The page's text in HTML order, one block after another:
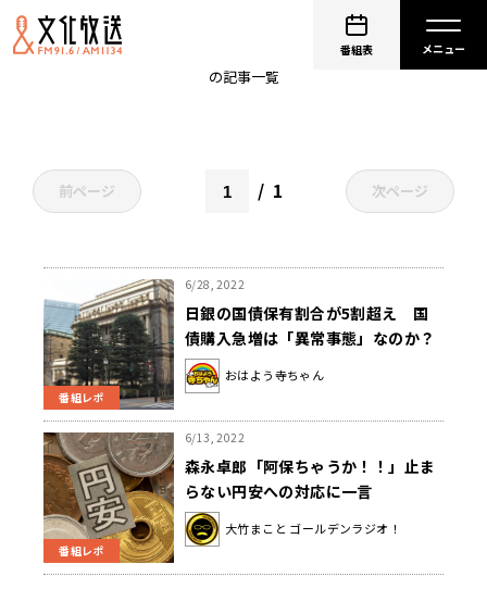
番組表
の記事一覧
前ページ 1 次ページ
番組レポ
6/28, 2022
日銀の国債保有割合が5割超え 国
債購入急増は「異常事態」なのか？
おはよう寺ちゃん
番組レポ
6/13, 2022
森永卓郎「阿保ちゃうか！！」止ま
らない円安への対応に一言
大竹まこと ゴールデンラジオ！